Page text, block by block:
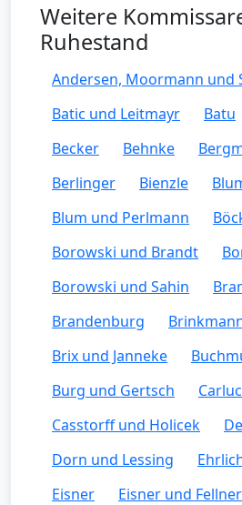
Weitere
Ruhestand
Andersen, Moormann und
Batic und Leitmayr
Batu
Becker
Behnke
Berlinger
Bienzle
Blum und Perlmann
Borowski und Brandt
Borowski und Sahin
Brandenburg
Brix und Janneke
Burg und Gertsch
Casstorff und Holicek
Dorn und Lessing
Eisner
Eisner und Fellner